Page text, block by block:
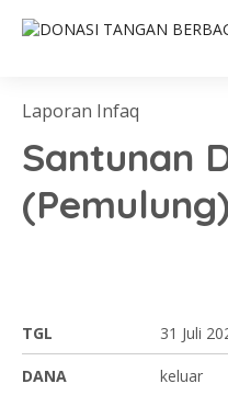
Laporan Infaq
Santunan
TGL 31 Juli
DANA keluar